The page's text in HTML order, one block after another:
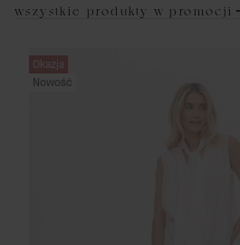
wszystkie produkty w promocji
Okazja
Nowość